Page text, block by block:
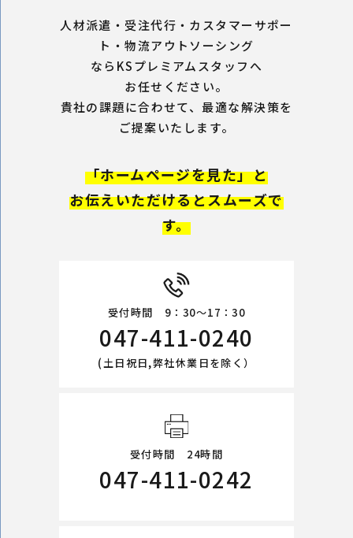
人材派遣・受注代行・カスタマーサポー
ト・物流アウトソーシング
ならKSプレミアムスタッフへ
お任せください。
貴社の課題に合わせて、最適な解決策を
ご提案いたします。
「ホームページを見た」と
お伝えいただけるとスムーズで
す。
受付時間 9：30～17：30
047-411-0240
(土日祝日,弊社休業日を除く）
受付時間 24時間
047-411-0242